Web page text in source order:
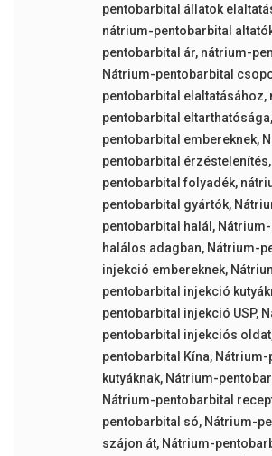
pentobarbital állatok
nátrium-pentobarbital
pentobarbital ár, nátrium-
Nátrium-pentobarbital
pentobarbital elaltatásához,
pentobarbital eltarthatósága,
pentobarbital embereknek,
pentobarbital érzéstelenítés,
pentobarbital folyadék,
pentobarbital gyártók,
pentobarbital halál,
halálos adagban, Nátrium-
injekció embereknek,
pentobarbital injekció
pentobarbital injekció USP,
pentobarbital injekciós oldat
pentobarbital Kína, Nátrium-
kutyáknak, Nátrium-
Nátrium-pentobarbital
pentobarbital só, Nátrium-
szájon át, Nátrium-